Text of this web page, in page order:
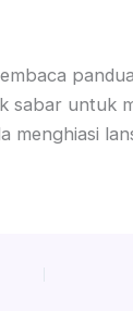
sabar untuk
menghiasi